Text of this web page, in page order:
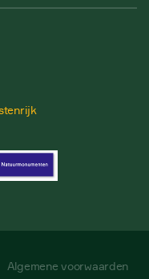
Algemene voorwaarden